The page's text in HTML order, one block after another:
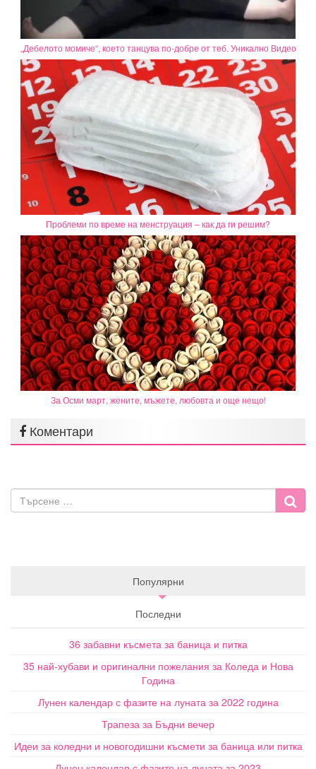
„Дебелото момиче“, което танцува по-добре от теб. Уникално Видео
Проблеми по време на менструация – как да ги решим?
За Осми март, жените, мъжете, любовта и още нещо!
Коментари
Популярни
Последни
36 забавни късмета за баница и питка
35 най-хубави и оригинални пожелания за Коледа и Нова
Година
Лунен календар с фазите на луната за 2022 година
Трапеза за Бъдни вечер
Идеи за коледни и новогодишни късмети за баница или питка